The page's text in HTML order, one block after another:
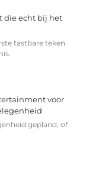
die echt bij het
tastbare teken
voor
gepland, of